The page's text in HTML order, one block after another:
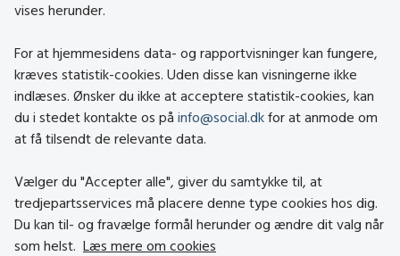
Kontakt
About social.dk
Tilgængelighedserklæring
Om brugen af cookies
Besøg også
vises herunder.
For at hjemmesidens data- og rapportvisninger kan fungere,
kræves statistik-cookies. Uden disse kan visningerne ikke
indlæses. Ønsker du ikke at acceptere statistik-cookies, kan
du i stedet kontakte os på info@social.dk for at anmode om
at få tilsendt de relevante data.
Vælger du "Accepter alle", giver du samtykke til, at
tredjepartsservices må placere denne type cookies hos dig.
Du kan til- og fravælge formål herunder og ændre dit valg når
som helst. Læs mere om cookies